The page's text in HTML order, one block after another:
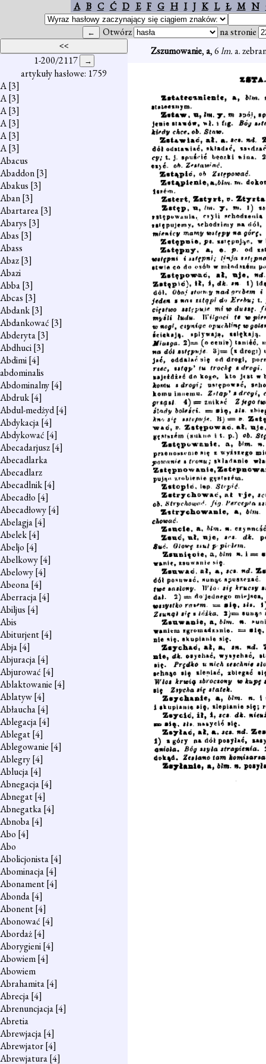
A B C Ć D E F G H I J K L Ł M N
Otwórz na stronie
1-200/2117
artykuły hasłowe: 1759
A[3]
A[3]
A[3]
A[3]
A[3]
A[3]
Abacus
Abaddon[3]
Abakus [3]
Aban[3]
Abartarea[3]
Abarys [3]
Abas [3]
Abass
Abaz[3]
Abazi
Abba[3]
Abcas [3]
Abdank[3]
Abdankować [3]
Abderyta[3]
Abdhuci[3]
Abdimi[4]
abdominalis
Abdominalny[4]
Abdruk[4]
Abdul-medżyd[4]
Abdykacja[4]
Abdykować [4]
Abecadarjusz[4]
Abecadlarka
Abecadlarz
Abecadlnik[4]
Abecadło [4]
Abecadłowy[4]
Abelagja[4]
Abelek[4]
Abeljo [4]
Abelkowy[4]
Abelowy[4]
Abeona[4]
Aberracja[4]
Abiljus [4]
Abis
Abiturjent[4]
Abja[4]
Abjuracja[4]
Abjurować [4]
Ablaktowanie [4]
Ablatyw[4]
Abłaucha[4]
Ablegacja[4]
Ablegat[4]
Ablegowanie [4]
Ablegry[4]
Ablucja[4]
Abnegacja[4]
Abnegat[4]
Abnegatka[4]
Abnoba[4]
Abo [4]
Abo
Abolicjonista[4]
Abominacja[4]
Abonament[4]
Abonda[4]
Abonent[4]
Abonować [4]
Abordaż[4]
Aborygieni[4]
Abowiem[4]
Abowiem
Abrahamita[4]
Abrecja[4]
Abrenuncjacja[4]
Abretia
Abrewjacja[4]
Abrewjator[4]
Abrewjatura[4]
Zszumowanie,a, 6lm.a.